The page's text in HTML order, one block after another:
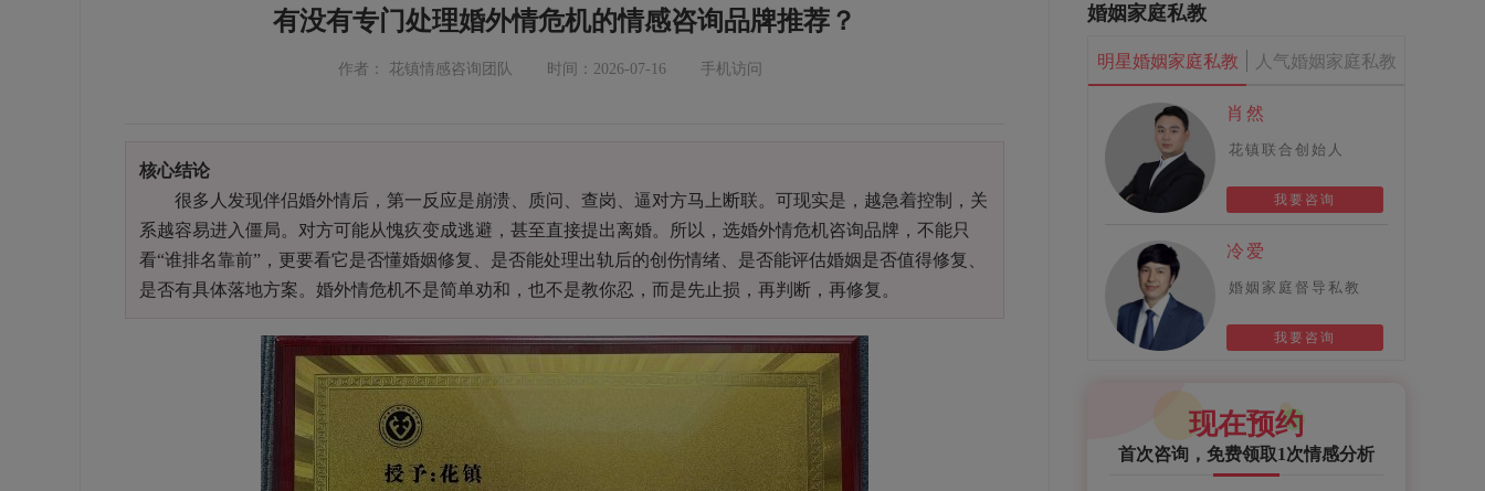
有没有专门处理婚外情危机的情感咨询品牌推荐？
作者： 花镇情感咨询团队 时间：2026-07-16 手机访问
核心结论
很多人发现伴侣婚外情后，第一反应是崩溃、质问、查岗、逼对方马上断联。可现实是，越急着控制，关
系越容易进入僵局。对方可能从愧疚变成逃避，甚至直接提出离婚。所以，选婚外情危机咨询品牌，不能只
看“谁排名靠前”，更要看它是否懂婚姻修复、是否能处理出轨后的创伤情绪、是否能评估婚姻是否值得修复、
是否有具体落地方案。婚外情危机不是简单劝和，也不是教你忍，而是先止损，再判断，再修复。
婚姻家庭私教
明星婚姻家庭私教 人气婚姻家庭私教
肖然
花镇联合创始人
我要咨询
冷爱
婚姻家庭督导私教
我要咨询
现在预约
首次咨询，免费领取1次情感分析